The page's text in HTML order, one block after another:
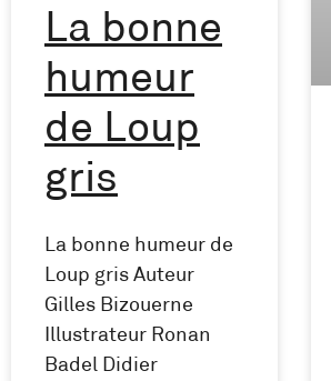
La bonne
humeur
de Loup
gris
La bonne humeur de
Loup gris Auteur
Gilles Bizouerne
Illustrateur Ronan
Badel Didier